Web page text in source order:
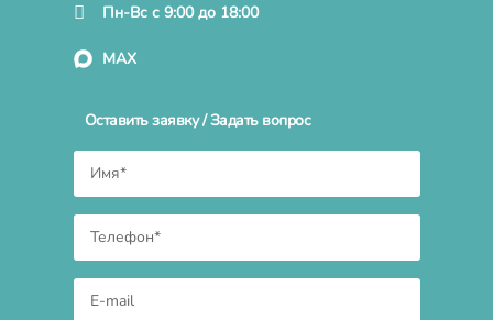
Пн-Вс с 9:00 до 18:00
MAX
Оставить заявку / Задать вопрос